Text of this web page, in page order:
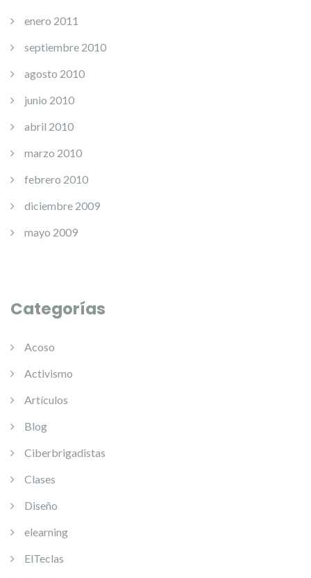
enero 2011
septiembre 2010
agosto 2010
junio 2010
abril 2010
marzo 2010
febrero 2010
diciembre 2009
mayo 2009
Categorías
Acoso
Activismo
Artículos
Blog
Ciberbrigadistas
Clases
Diseño
elearning
ElTeclas